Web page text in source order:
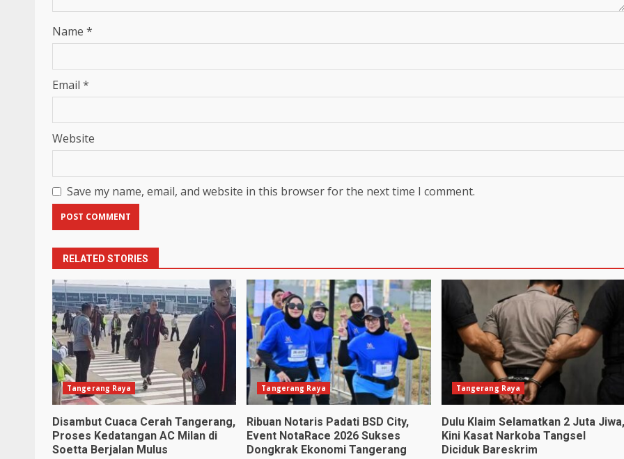
Name *
Email *
Website
Save my name, email, and website in this browser for the next time I comment.
RELATED STORIES
Tangerang Raya
Disambut Cuaca Cerah Tangerang,
Proses Kedatangan AC Milan di
Soetta Berjalan Mulus
Tangerang Raya
Ribuan Notaris Padati BSD City,
Event NotaRace 2026 Sukses
Dongkrak Ekonomi Tangerang
Tangerang Raya
Dulu Klaim Selamatkan 2 Juta Jiwa,
Kini Kasat Narkoba Tangsel
Diciduk Bareskrim